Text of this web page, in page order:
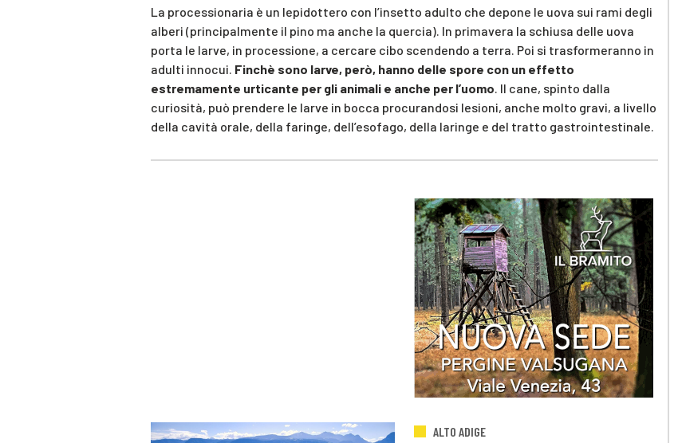
La processionaria è un lepidottero con l’insetto adulto che depone le uova sui rami degli
alberi (principalmente il pino ma anche la quercia). In primavera la schiusa delle uova
porta le larve, in processione, a cercare cibo scendendo a terra. Poi si trasformeranno in
adulti innocui. Finchè sono larve, però, hanno delle spore con un effetto
estremamente urticante per gli animali e anche per l’uomo . Il cane, spinto dalla
curiosità, può prendere le larve in bocca procurandosi lesioni, anche molto gravi, a livello
della cavità orale, della faringe, dell’esofago, della laringe e del tratto gastrointestinale.
ALTO ADIGE